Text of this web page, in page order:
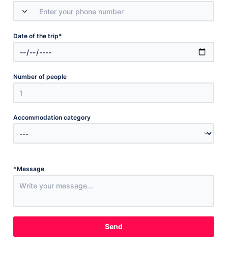
Date of the trip*
Number of people
Accommodation category
*Message
Send